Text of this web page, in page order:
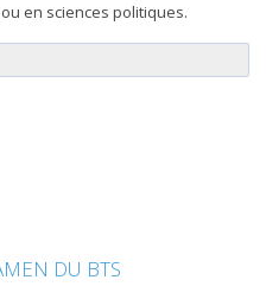
en sciences politiques.
DU BTS